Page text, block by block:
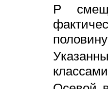
P